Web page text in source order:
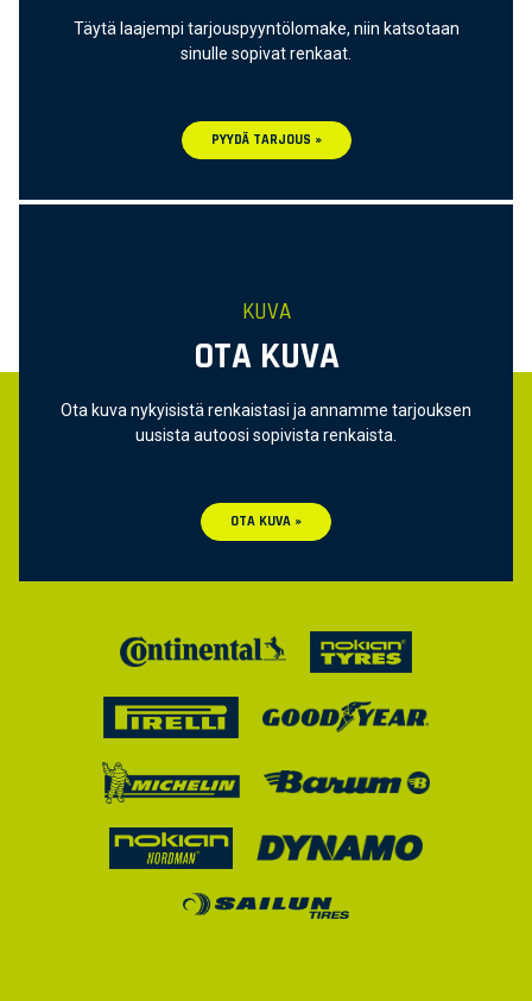
Täytä laajempi tarjouspyyntölomake, niin katsotaan
sinulle sopivat renkaat.
PYYDÄ TARJOUS »
KUVA
OTA KUVA
Ota kuva nykyisistä renkaistasi ja annamme tarjouksen
uusista autoosi sopivista renkaista.
OTA KUVA »